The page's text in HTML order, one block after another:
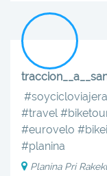
#soycicloviajera
#travel
#eurovelo
#planina
Planina Pri